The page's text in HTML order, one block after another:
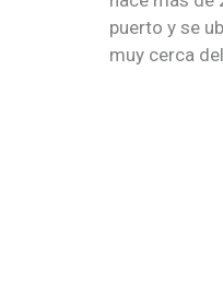
puerto y se
muy cerca